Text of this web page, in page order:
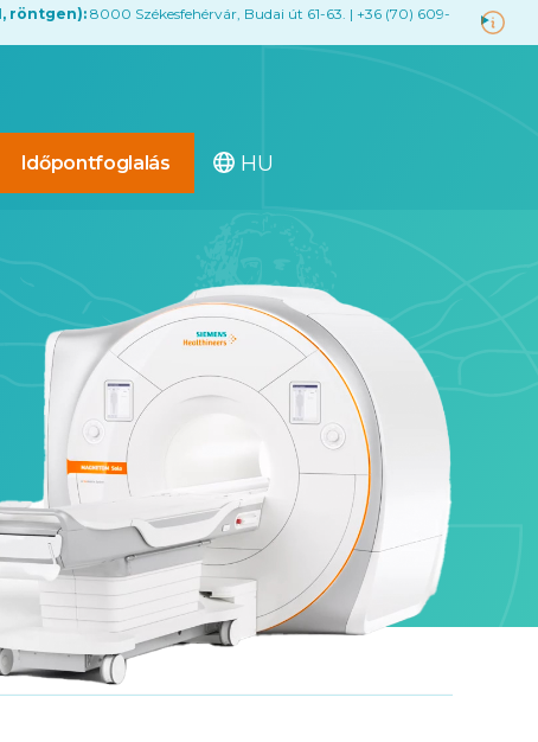
röntgen): 8000 Székesfehérvár, Budai út 61-63. | +36 (70) 609-
Időpontfoglalás HU